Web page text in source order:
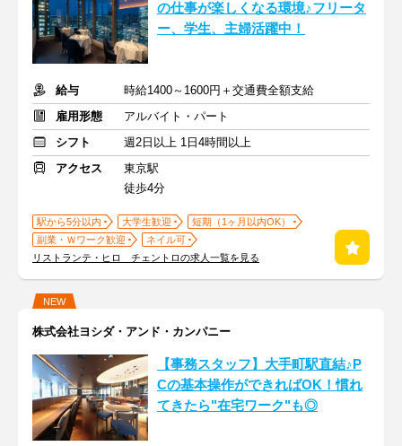
の仕事が楽しくなる環境♪フリータ
ー、学生、主婦活躍中！
給与
時給1400～1600円＋交通費全額支給
雇用形態
アルバイト・パート
シフト
週2日以上 1日4時間以上
アクセス
東京駅
徒歩4分
駅から5分以内 大学生歓迎
短期（1ヶ月以内OK）
副業・Ｗワーク歓迎
ネイル可
リストランテ・ヒロ チェントロの求人一覧を見る
NEW
株式会社ヨシダ・アンド・カンパニー
【事務スタッフ】大手町駅直結♪P
Cの基本操作ができればOK！慣れ
てきたら"在宅ワーク"も◎